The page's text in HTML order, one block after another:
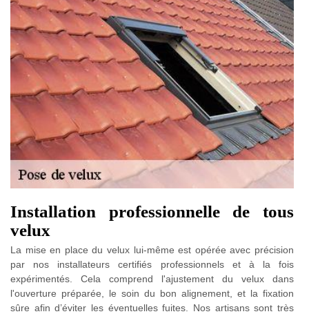
Installation professionnelle de tous
velux
La mise en place du velux lui-même est opérée avec précision
par nos installateurs certifiés professionnels et à la fois
expérimentés. Cela comprend l'ajustement du velux dans
l'ouverture préparée, le soin du bon alignement, et la fixation
sûre afin d’éviter les éventuelles fuites. Nos artisans sont très